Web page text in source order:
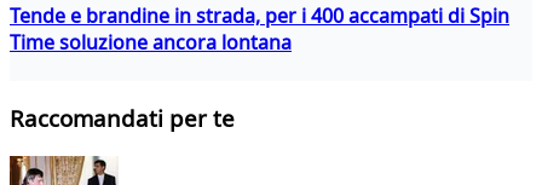
Tende e brandine in strada, per i 400 accampati di Spin
Time soluzione ancora lontana
Raccomandati per te